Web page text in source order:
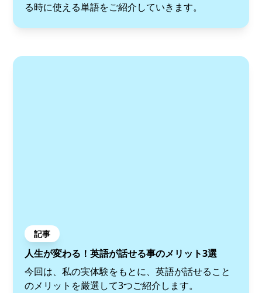
る時に使える単語をご紹介していきます。
記事
人生が変わる！英語が話せる事のメリット3選
今回は、私の実体験をもとに、英語が話せること
のメリットを厳選して3つご紹介します。